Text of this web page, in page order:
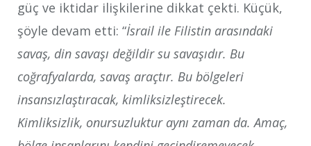
güç ve iktidar ilişkilerine dikkat çekti. Küçük,
şöyle devam etti: “İsrail ile Filistin arasındaki
savaş, din savaşı değildir su savaşıdır. Bu
coğrafyalarda, savaş araçtır. Bu bölgeleri
insansızlaştıracak, kimliksizleştirecek.
Kimliksizlik, onursuzluktur aynı zaman da. Amaç,